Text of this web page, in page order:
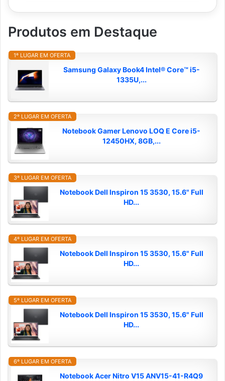
Produtos em Destaque
1º LUGAR EM OFERTA
Samsung Galaxy Book4 Intel® Core™ i5-
1335U,...
2º LUGAR EM OFERTA
Notebook Gamer Lenovo LOQ E Core i5-
12450HX, 8GB,...
3º LUGAR EM OFERTA
Notebook Dell Inspiron 15 3530, 15.6" Full
HD...
4º LUGAR EM OFERTA
Notebook Dell Inspiron 15 3530, 15.6" Full
HD...
5º LUGAR EM OFERTA
Notebook Dell Inspiron 15 3530, 15.6" Full
HD...
6º LUGAR EM OFERTA
Notebook Acer Nitro V15 ANV15-41-R4Q9